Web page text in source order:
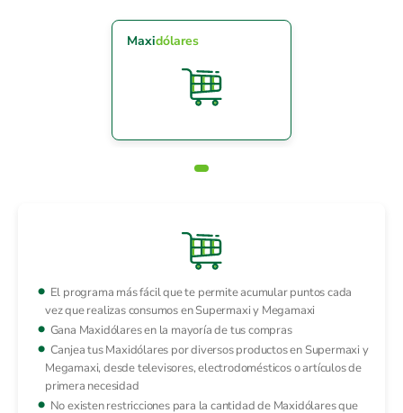
Maxidólares
El programa más fácil que te permite acumular puntos cada
vez que realizas consumos en Supermaxi y Megamaxi
Gana Maxidólares en la mayoría de tus compras
Canjea tus Maxidólares por diversos productos en Supermaxi y
Megamaxi, desde televisores, electrodomésticos o artículos de
primera necesidad
No existen restricciones para la cantidad de Maxidólares que